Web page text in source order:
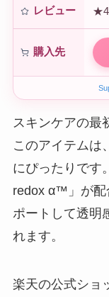
レビュー
購入先
スキンケアの最
このアイテムは
にぴったりです
redox α™」が配
ポートして透明
れます。
楽天の公式ショ